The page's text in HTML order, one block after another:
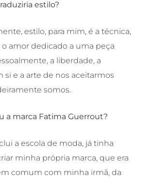
estilo?
estilo, para mim, é a técnica,
o amor dedicado a uma peça
a liberdade, a
si e a arte de nos aceitarmos
somos.
a marca Fatima Guerrout?
a escola de moda, já tinha
minha própria marca, que era
comum com minha irmã, da